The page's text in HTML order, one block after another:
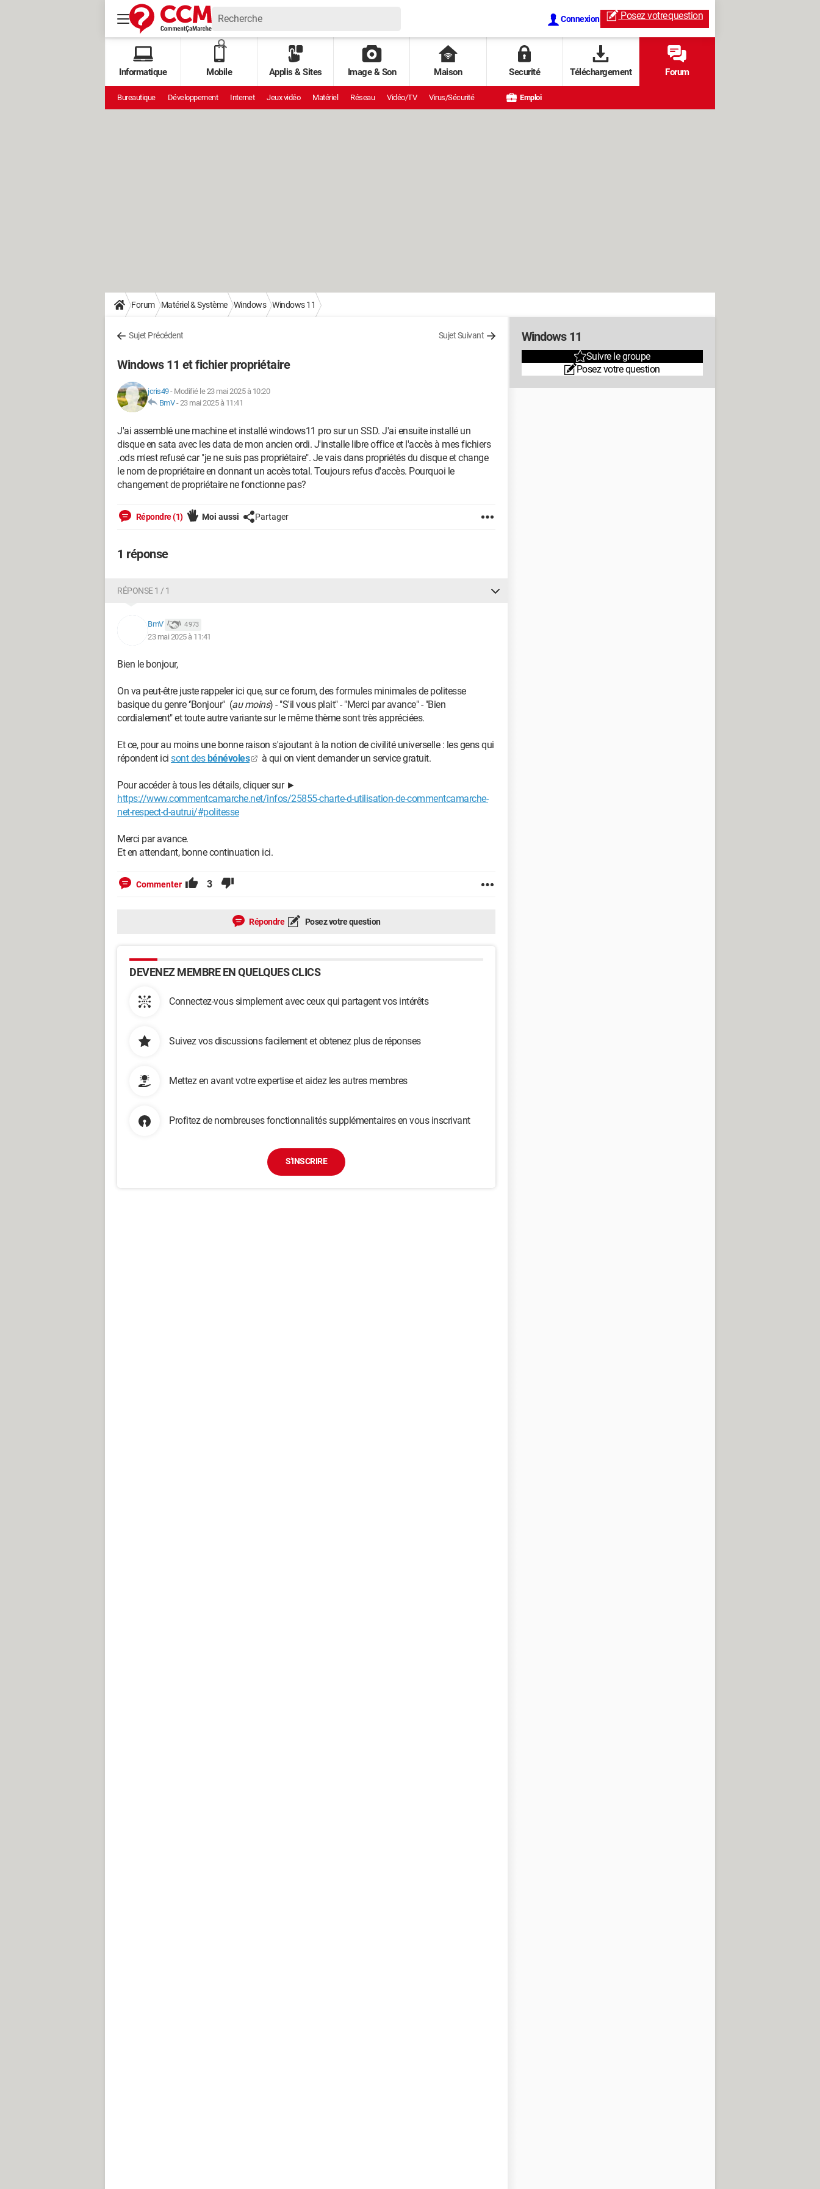
Connexion Posez votrequestion
Informatique Mobile Applis & Sites Image & Son Maison Securité Téléchargement Forum
Bureautique Développement Internet Jeux vidéo Matériel Réseau Vidéo/TV Virus/Sécurité Emploi
Forum Matériel & Système Windows Windows 11
Sujet Précédent Sujet Suivant
Windows 11 et fichier propriétaire
jcris49- Modifié le 23 mai 2025 à 10:20
BmV-23 mai 2025 à 11:41
J'ai assemblé une machine et installé windows11 pro sur un SSD. J'ai ensuite installé un
disque en sata avec les data de mon ancien ordi. J'installe libre office et l'accès à mes fichiers
.ods m'est refusé car "je ne suis pas propriétaire". Je vais dans propriétés du disque et change
le nom de propriétaire en donnant un accès total. Toujours refus d'accès. Pourquoi le
changement de propriétaire ne fonctionne pas?
Répondre (1) Moi aussi Partager
1 réponse
RÉPONSE 1 / 1
BmV 4 973
23 mai 2025 à 11:41
Bien le bonjour,
On va peut-être juste rappeler ici que, sur ce forum, des formules minimales de politesse
basique du genre ‘’Bonjour" (au moins) - "S'il vous plait" - "Merci par avance" - "Bien
cordialement" et toute autre variante sur le même thème sont très appréciées.
Et ce, pour au moins une bonne raison s'ajoutant à la notion de civilité universelle : les gens qui
répondent ici sont desbénévoles à qui on vient demander un service gratuit.
Pour accéder à tous les détails, cliquer sur ►
https://www.commentcamarche.net/infos/25855-charte-d-utilisation-de-commentcamarche-
net-respect-d-autrui/#politesse
Merci par avance.
Et en attendant, bonne continuation ici.
Commenter 3
Répondre Posez votre question
DEVENEZ MEMBRE EN QUELQUES CLICS
Connectez-vous simplement avec ceux qui partagent vos intérêts
Suivez vos discussions facilement et obtenez plus de réponses
Mettez en avant votre expertise et aidez les autres membres
Profitez de nombreuses fonctionnalités supplémentaires en vous inscrivant
S'INSCRIRE
Windows 11
Suivre le groupe
Posez votre question